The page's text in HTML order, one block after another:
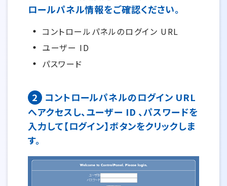
ロールパネル情報をご確認ください。
コントロールパネルのログイン URL
ユーザー ID
パスワード
2
コントロールパネルのログイン URL
へアクセスし、ユーザー ID 、パスワードを
入力して【ログイン】ボタンをクリックしま
す。